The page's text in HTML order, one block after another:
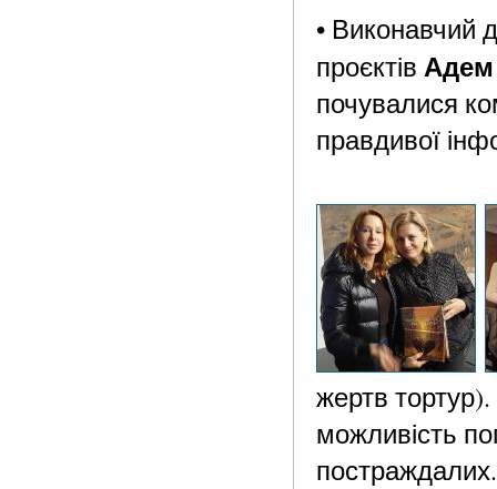
• Виконавчий
проєктів
почувалися
правдивої
жертв тортур).
можливість
постраждалих.